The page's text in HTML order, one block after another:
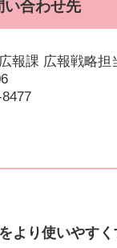
い合わせ先
報課 広報戦略担
より使いやす